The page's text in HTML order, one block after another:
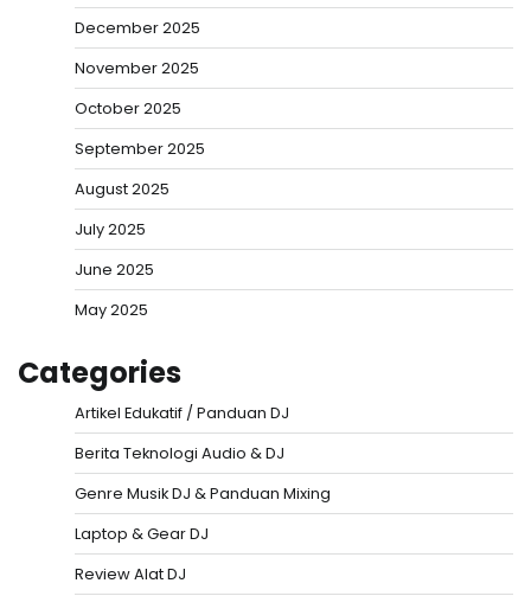
December 2025
November 2025
October 2025
September 2025
August 2025
July 2025
June 2025
May 2025
Categories
Artikel Edukatif / Panduan DJ
Berita Teknologi Audio & DJ
Genre Musik DJ & Panduan Mixing
Laptop & Gear DJ
Review Alat DJ